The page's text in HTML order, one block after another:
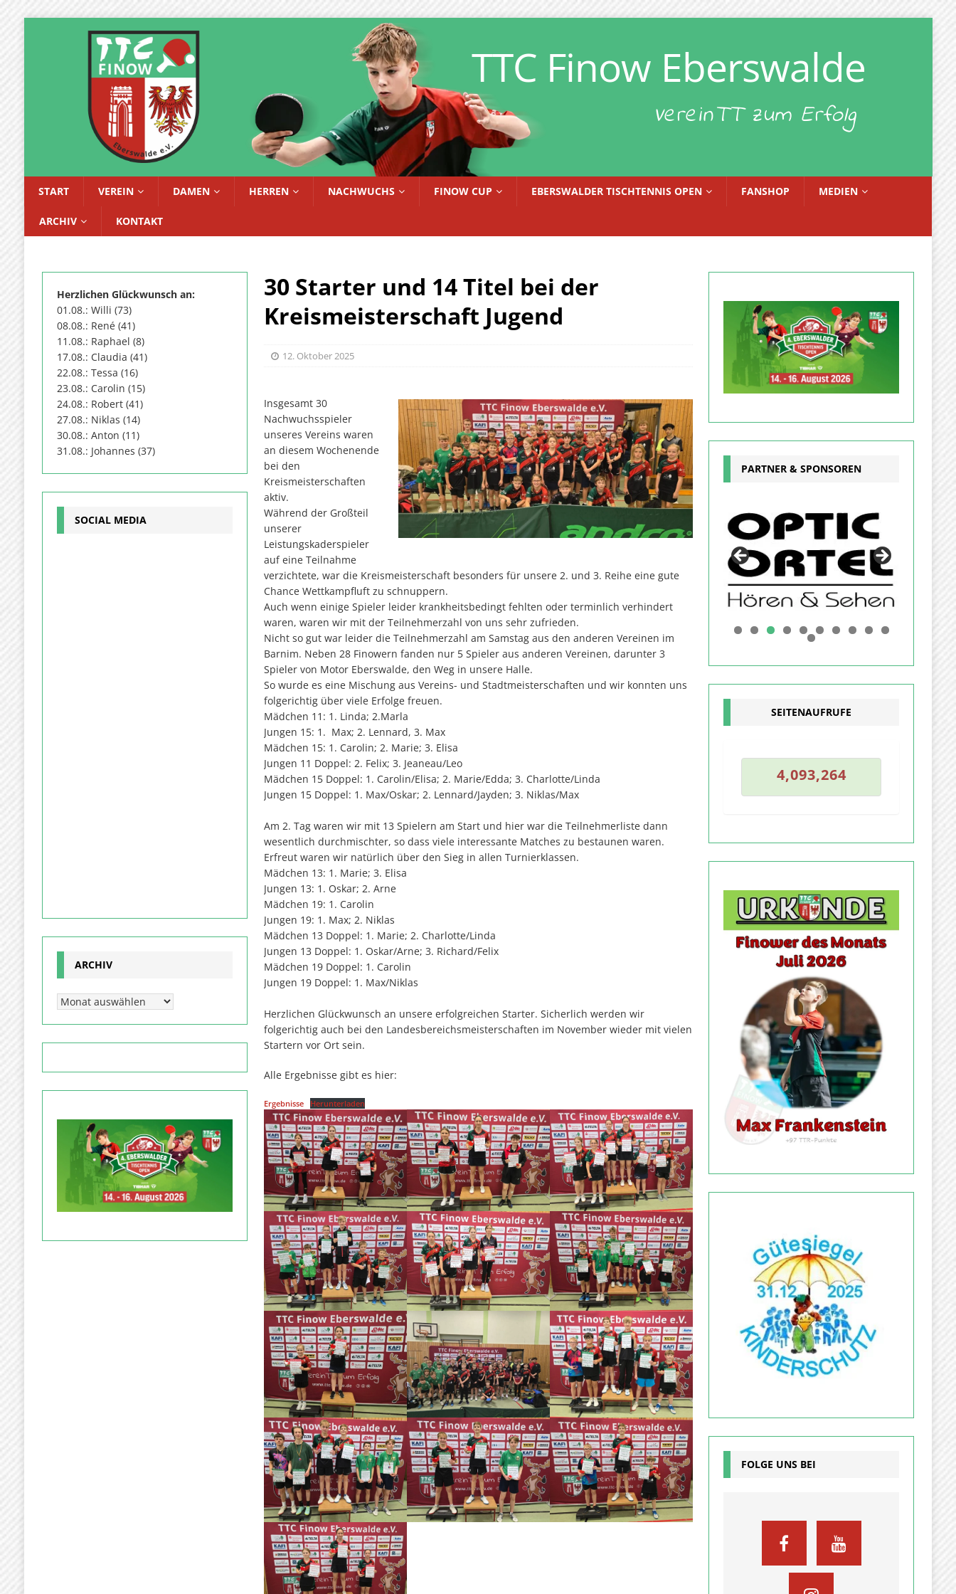
VereinTT zum Erfolg
TTC Finow Eberswalde
START VEREIN DAMEN HERREN NACHWUCHS FINOW CUP EBERSWALDER TISCHTENNIS OPEN FANSHOP MEDIEN
ARCHIV KONTAKT
30 Starter und 14 Titel bei der
Kreismeisterschaft Jugend
12. Oktober 2025
Insgesamt 30
Nachwuchsspieler
unseres Vereins waren
an diesem Wochenende
bei den
Kreismeisterschaften
aktiv.
Während der Großteil
unserer
Leistungskaderspieler
auf eine Teilnahme
verzichtete, war die Kreismeisterschaft besonders für unsere 2. und 3. Reihe eine gute
Chance Wettkampfluft zu schnuppern.
Auch wenn einige Spieler leider krankheitsbedingt fehlten oder terminlich verhindert
waren, waren wir mit der Teilnehmerzahl von uns sehr zufrieden.
Nicht so gut war leider die Teilnehmerzahl am Samstag aus den anderen Vereinen im
Barnim. Neben 28 Finowern fanden nur 5 Spieler aus anderen Vereinen, darunter 3
Spieler von Motor Eberswalde, den Weg in unsere Halle.
So wurde es eine Mischung aus Vereins- und Stadtmeisterschaften und wir konnten uns
folgerichtig über viele Erfolge freuen.
Mädchen 11: 1. Linda; 2.Marla
Jungen 15: 1. Max; 2. Lennard, 3. Max
Mädchen 15: 1. Carolin; 2. Marie; 3. Elisa
Jungen 11 Doppel: 2. Felix; 3. Jeaneau/Leo
Mädchen 15 Doppel: 1. Carolin/Elisa; 2. Marie/Edda; 3. Charlotte/Linda
Jungen 15 Doppel: 1. Max/Oskar; 2. Lennard/Jayden; 3. Niklas/Max
Am 2. Tag waren wir mit 13 Spielern am Start und hier war die Teilnehmerliste dann
wesentlich durchmischter, so dass viele interessante Matches zu bestaunen waren.
Erfreut waren wir natürlich über den Sieg in allen Turnierklassen.
Mädchen 13: 1. Marie; 3. Elisa
Jungen 13: 1. Oskar; 2. Arne
Mädchen 19: 1. Carolin
Jungen 19: 1. Max; 2. Niklas
Mädchen 13 Doppel: 1. Marie; 2. Charlotte/Linda
Jungen 13 Doppel: 1. Oskar/Arne; 3. Richard/Felix
Mädchen 19 Doppel: 1. Carolin
Jungen 19 Doppel: 1. Max/Niklas
Herzlichen Glückwunsch an unsere erfolgreichen Starter. Sicherlich werden wir
folgerichtig auch bei den Landesbereichsmeisterschaften im November wieder mit vielen
Startern vor Ort sein.
Alle Ergebnisse gibt es hier:
Ergebnisse Herunterladen
Herzlichen Glückwunsch an:
01.08.: Willi (73)
08.08.: René (41)
11.08.: Raphael (8)
17.08.: Claudia (41)
22.08.: Tessa (16)
23.08.: Carolin (15)
24.08.: Robert (41)
27.08.: Niklas (14)
30.08.: Anton (11)
31.08.: Johannes (37)
SOCIAL MEDIA
ARCHIV
PARTNER & SPONSOREN
0
1
SEITENAUFRUFE
4
4
,
,
0
0
9
9
3
3
,
,
2
2
6
64
3
FOLGE UNS BEI